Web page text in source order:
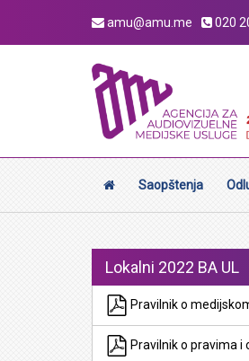
amu@amu.me 020
Saopštenja
Lokalni 2022 BA UL
Pravilnik o
Pravilnik o pravima